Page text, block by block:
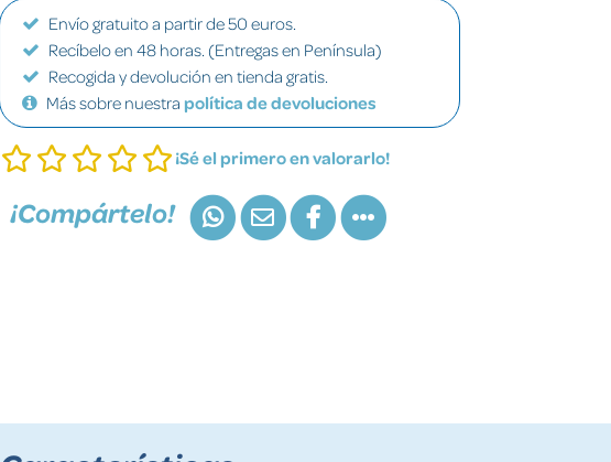
Envío gratuito a partir de 50 euros.
Recíbelo en 48 horas. (Entregas en Península)
Recogida y devolución en tienda gratis.
Más sobre nuestra política de devoluciones
¡Sé el primero en valorarlo!
¡Compártelo!